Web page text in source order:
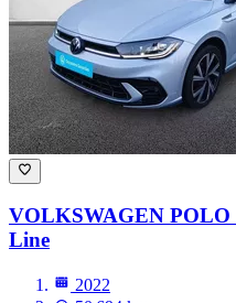
VOLKSWAGEN POLO
Line
2022